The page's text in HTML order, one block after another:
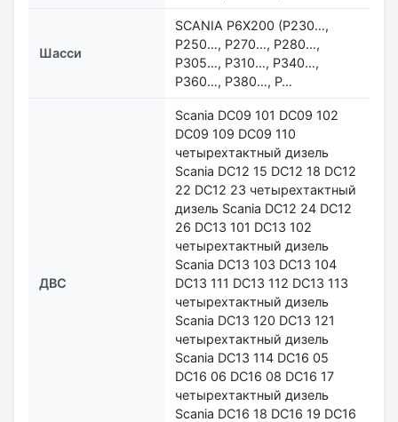
Шасси
SCANIA Р6Х200 (Р230…,
P250…, Р270…, Р280…,
Р305…, Р310…, Р340…,
P360…, Р380…, P…
ДВС
Scania DC09 101 DC09 102
DC09 109 DC09 110
четырехтактный дизель
Scania DC12 15 DC12 18 DC12
22 DC12 23 четырехтактный
дизель Scania DC12 24 DC12
26 DC13 101 DC13 102
четырехтактный дизель
Scania DC13 103 DC13 104
DC13 111 DC13 112 DC13 113
четырехтактный дизель
Scania DC13 120 DC13 121
четырехтактный дизель
Scania DC13 114 DC16 05
DC16 06 DC16 08 DC16 17
четырехтактный дизель
Scania DC16 18 DC16 19 DC16